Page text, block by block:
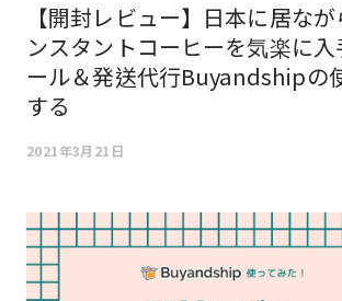
【開封レビュー】日本に居な
ンスタントコーヒーを気楽に
ール＆発送代行Buyandshipの
する
2021年3月21日